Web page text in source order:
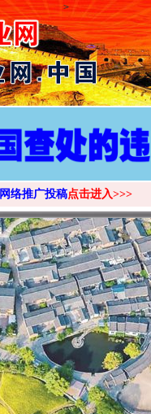
>
网络推广投稿点击进入>>>